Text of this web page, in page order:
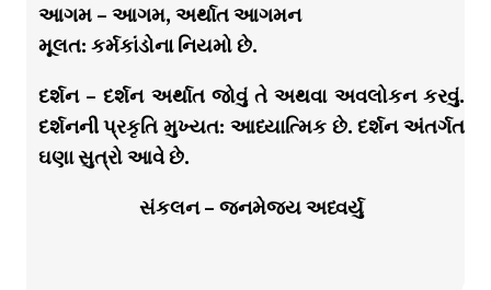
આગમ – આગમ, અર્થાત આગમન
મૂલત: કર્મકાંડોના નિયમો છે.
દર્શન – દર્શન અર્થાત જોવું તે અથવા અવલોકન કરવું.
દર્શનની પ્રકૃતિ મુખ્યત: આધ્યાત્મિક છે. દર્શન અંતર્ગત
ઘણા સુત્રો આવે છે.
સંકલન – જનમેજય અધ્વર્યુ